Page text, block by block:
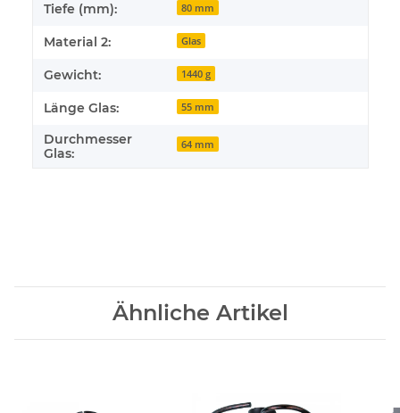
Tiefe (mm): 80 mm
Material 2: Glas
Gewicht: 1440 g
Länge Glas: 55 mm
Durchmesser
Glas:
64 mm
Ähnliche Artikel